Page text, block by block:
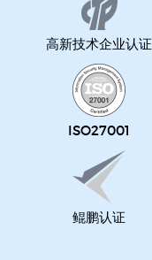
高新技术企业认证
ISO27001
鲲鹏认证